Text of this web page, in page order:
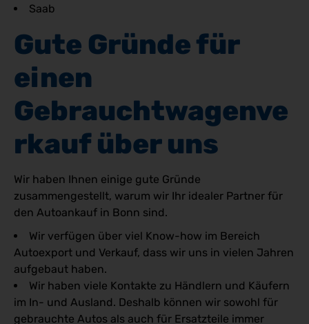
Saab
Gute Gründe für
einen
Gebrauchtwagenve
rkauf über uns
Wir haben Ihnen einige gute Gründe
zusammengestellt, warum wir Ihr idealer Partner für
den Autoankauf in Bonn sind.
Wir verfügen über viel Know-how im Bereich
Autoexport und Verkauf, dass wir uns in vielen Jahren
aufgebaut haben.
Wir haben viele Kontakte zu Händlern und Käufern
im In- und Ausland. Deshalb können wir sowohl für
gebrauchte Autos als auch für Ersatzteile immer